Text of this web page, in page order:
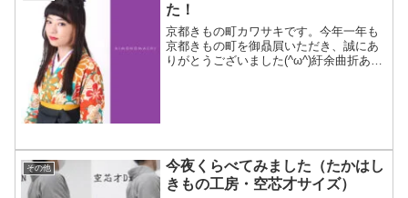
た！
京都きもの町カワサキです。今年一年も
京都きもの町を御贔屓いただき、誠にあ
りがとうございました(^ω^)紆余曲折あっ
その他
今夜くらべてみました（たかはし
きもの工房・空芯才サイズ）